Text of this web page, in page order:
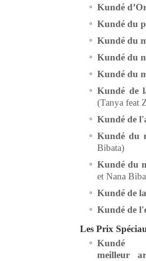
Kundé
Kundé du
Kundé du
Kundé du
Kundé du
Kundé de
(Tanya feat
Kundé de
Kundé du
Bibata)
Kundé du
et Nana
Kundé de
Kundé de
Les Prix
Kundé
meilleur